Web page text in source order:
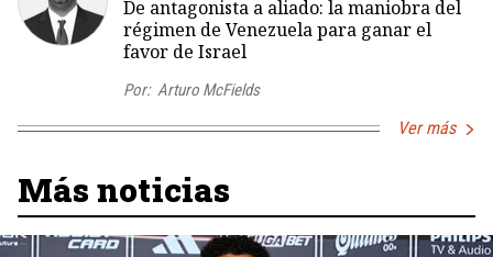
De antagonista a aliado: la maniobra del
régimen de Venezuela para ganar el
favor de Israel
Por: Arturo McFields
Ver más
Más noticias